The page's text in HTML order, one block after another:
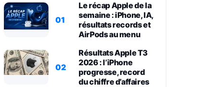
01
Le récap Apple de la
semaine : iPhone, IA,
résultats records et
AirPods au menu
02
Résultats Apple T3
2026 : l’iPhone
progresse, record
du chiffre d’affaires